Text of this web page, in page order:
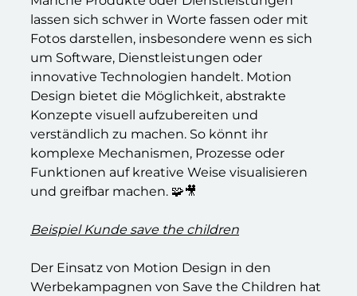
lassen sich schwer in Worte fassen oder mit
Fotos darstellen, insbesondere wenn es sich
um Software, Dienstleistungen oder
innovative Technologien handelt. Motion
Design bietet die Möglichkeit, abstrakte
Konzepte visuell aufzubereiten und
verständlich zu machen. So könnt ihr
komplexe Mechanismen, Prozesse oder
Funktionen auf kreative Weise visualisieren
und greifbar machen. 🧩🎥
Beispiel Kunde save the children
Der Einsatz von Motion Design in den
Werbekampagnen von Save the Children hat